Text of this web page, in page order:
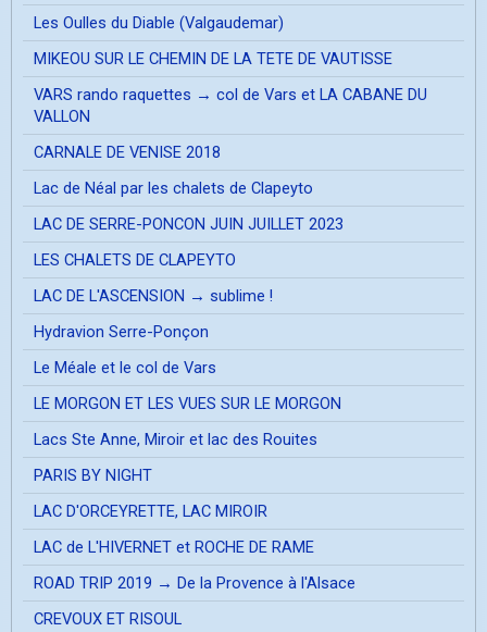
Les Oulles du Diable (Valgaudemar)
MIKEOU SUR LE CHEMIN DE LA TETE DE VAUTISSE
VARS rando raquettes → col de Vars et LA CABANE DU
VALLON
CARNALE DE VENISE 2018
Lac de Néal par les chalets de Clapeyto
LAC DE SERRE-PONCON JUIN JUILLET 2023
LES CHALETS DE CLAPEYTO
LAC DE L'ASCENSION → sublime !
Hydravion Serre-Ponçon
Le Méale et le col de Vars
LE MORGON ET LES VUES SUR LE MORGON
Lacs Ste Anne, Miroir et lac des Rouites
PARIS BY NIGHT
LAC D'ORCEYRETTE, LAC MIROIR
LAC de L'HIVERNET et ROCHE DE RAME
ROAD TRIP 2019 → De la Provence à l'Alsace
CREVOUX ET RISOUL